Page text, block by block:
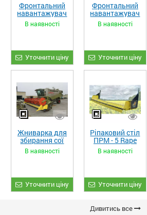
Фронтальний
навантажувач
«STRONG XL»
В наявності
Уточнити ціну
Фронтальний
навантажувач
«STRONG»
В наявності
Уточнити ціну
Жниварка для
збирання сої
та гороху
«ETTARO»
В наявності
Уточнити ціну
Ріпаковий стіл
ПРМ - 5 Rape
Fiore
В наявності
Уточнити ціну
Дивитись все